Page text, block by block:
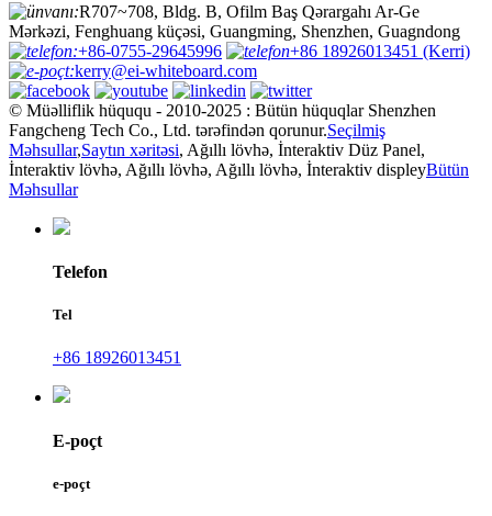
:R707~708, Bldg. B, Ofilm Baş Qərargahı Ar-Ge
Mərkəzi, Fenghuang küçəsi, Guangming, Shenzhen, Guagndong
:+86-0755-29645996
+86 18926013451 (Kerri)
:kerry@ei-whiteboard.com
© Müəlliflik hüququ - 2010-2025 : Bütün hüquqlar Shenzhen
Fangcheng Tech Co., Ltd. tərəfindən qorunur.Seçilmiş
Məhsullar,Saytın xəritəsi, Ağıllı lövhə, İnteraktiv Düz Panel,
İnteraktiv lövhə, Ağıllı lövhə, Ağıllı lövhə, İnteraktiv displeyBütün
Məhsullar
Telefon
Tel
+86 18926013451
E-poçt
e-poçt